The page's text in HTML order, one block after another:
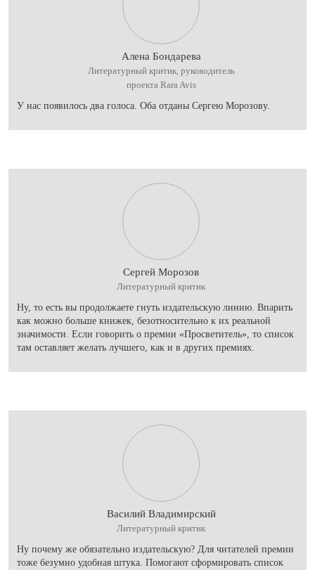
Алена Бондарева
Литературный критик, руководитель
проекта Rara Avis
У нас появилось два голоса. Оба отданы Сергею Морозову.
Сергей Морозов
Литературный критик
Ну, то есть вы продолжаете гнуть издательскую линию. Впарить
как можно больше книжек, безотносительно к их реальной
значимости. Если говорить о премии «Просветитель», то список
там оставляет желать лучшего, как и в других премиях.
Василий Владимирский
Литературный критик
Ну почему же обязательно издательскую? Для читателей премии
тоже безумно удобная штука. Помогают сформировать список